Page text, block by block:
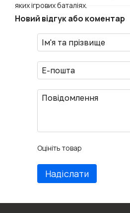
яких ігрових баталіях.
Новий відгук або коментар
Оцініть товар
Надіслати